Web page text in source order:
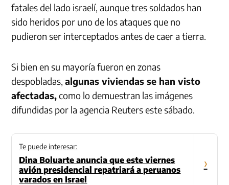
fatales del lado israelí, aunque tres soldados han
sido heridos por uno de los ataques que no
pudieron ser interceptados antes de caer a tierra.
Si bien en su mayoría fueron en zonas
despobladas,algunas viviendas se han visto
afectadas,como lo demuestran las imágenes
difundidas por la agencia Reuters este sábado.
Te puede interesar:
Dina Boluarte anuncia que este viernes
avión presidencial repatriará a peruanos
varados en Israel
›